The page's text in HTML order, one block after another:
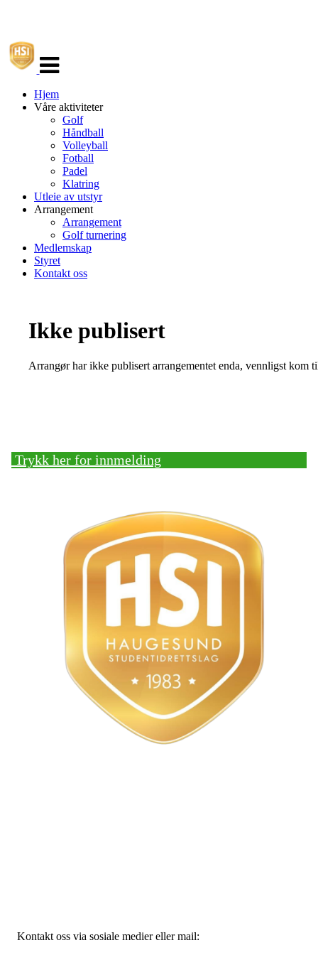
navigasjon
Hjem
Våre aktiviteter
Golf
Håndball
Volleyball
Fotball
Padel
Klatring
Utleie av utstyr
Arrangement
Arrangement
Golf turnering
Medlemskap
Styret
Kontakt oss
Ikke publisert
Arrangør har ikke publisert arrangementet enda, vennligst kom
Trykk her for innmelding
Kontakt oss via sosiale medier eller mail: